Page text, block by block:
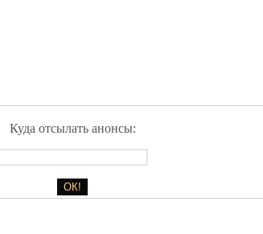
Куда отсылать анонсы: